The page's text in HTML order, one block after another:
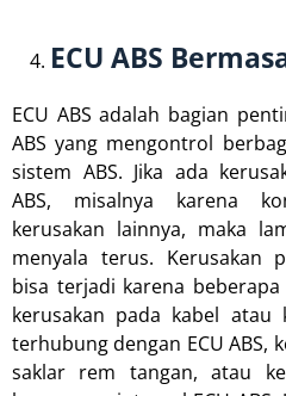
ECU ABS
ECU ABS adalah bagian
ABS yang mengontrol
sistem ABS. Jika ada
ABS, misalnya karena
kerusakan lainnya, maka
menyala terus. Kerusakan
bisa terjadi karena
kerusakan pada kabel atau
terhubung dengan ECU ABS,
saklar rem tangan, atau